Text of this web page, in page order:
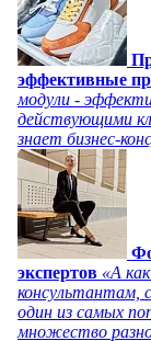
эффективные
модули -
действующими
знает бизнес-
экспертов «А
консультантам,
один из самых
множество